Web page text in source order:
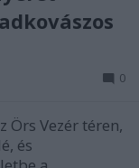
0
Vezér téren,
és